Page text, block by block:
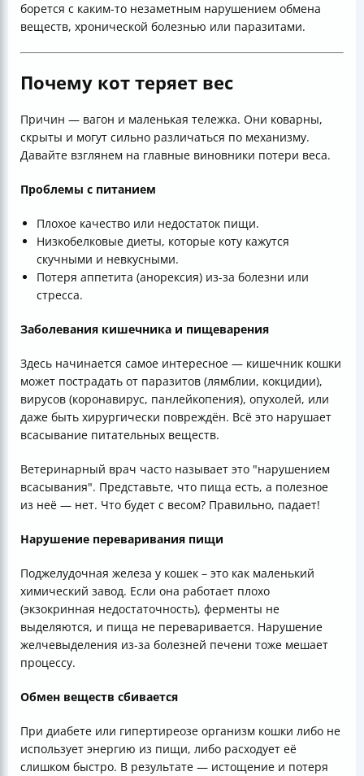
борется с каким-то незаметным нарушением обмена
веществ, хронической болезнью или паразитами.
Почему кот теряет вес
Причин — вагон и маленькая тележка. Они коварны,
скрыты и могут сильно различаться по механизму.
Давайте взглянем на главные виновники потери веса.
Проблемы с питанием
Плохое качество или недостаток пищи.
Низкобелковые диеты, которые коту кажутся
скучными и невкусными.
Потеря аппетита (анорексия) из-за болезни или
стресса.
Заболевания кишечника и пищеварения
Здесь начинается самое интересное — кишечник кошки
может пострадать от паразитов (лямблии, кокцидии),
вирусов (коронавирус, панлейкопения), опухолей, или
даже быть хирургически повреждён. Всё это нарушает
всасывание питательных веществ.
Ветеринарный врач часто называет это "нарушением
всасывания". Представьте, что пища есть, а полезное
из неё — нет. Что будет с весом? Правильно, падает!
Нарушение переваривания пищи
Поджелудочная железа у кошек – это как маленький
химический завод. Если она работает плохо
(экзокринная недостаточность), ферменты не
выделяются, и пища не переваривается. Нарушение
желчевыделения из-за болезней печени тоже мешает
процессу.
Обмен веществ сбивается
При диабете или гипертиреозе организм кошки либо не
использует энергию из пищи, либо расходует её
слишком быстро. В результате — истощение и потеря